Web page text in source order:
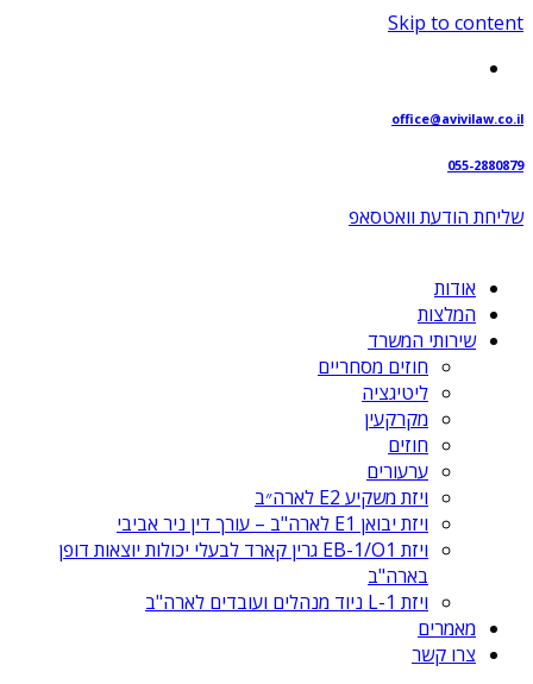
Skip to content
office@avivilaw.co.il
055-2880879
שליחת הודעת וואטסאפ⁩
אודות
המלצות
שירותי המשרד
חוזים מסחריים
ליטיגציה
מקרקעין
חוזים
ערעורים
ויזת משקיע E2 לארה״ב
ויזת יבואן E1 לארה"ב – עורך דין ניר אביבי
ויזת EB-1/O1 גרין קארד לבעלי יכולות יוצאות דופן
בארה"ב
ויזת L-1 ניוד מנהלים ועובדים לארה"ב
מאמרים
צרו קשר